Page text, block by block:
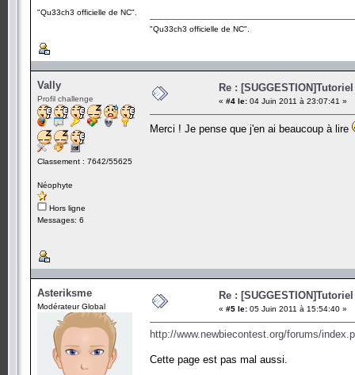
"Qu33ch3 officielle de NC".
"Qu33ch3 officielle de NC".
Vally
Profil challenge
Classement : 7642/55625
Néophyte
Hors ligne
Messages: 6
Re : [SUGGESTION]Tutoriel
« #4 le: 04 Juin 2011 à 23:07:41 »
Merci ! Je pense que j'en ai beaucoup à lire
Asteriksme
Modérateur Global
Re : [SUGGESTION]Tutoriel
« #5 le: 05 Juin 2011 à 15:54:40 »
http://www.newbiecontest.org/forums/
Cette page est pas mal aussi.